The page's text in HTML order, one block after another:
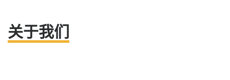
关于我们